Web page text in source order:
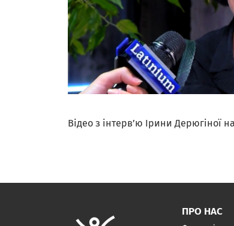
Відео з інтерв’ю Ірини Дерюгіної на
ПРО НАС